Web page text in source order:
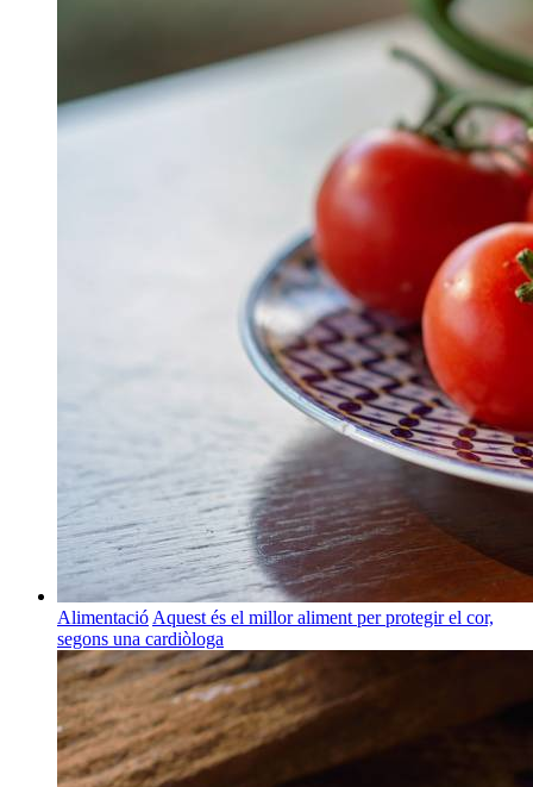
Alimentació Aquest és el millor aliment per protegir el cor,
segons una cardiòloga